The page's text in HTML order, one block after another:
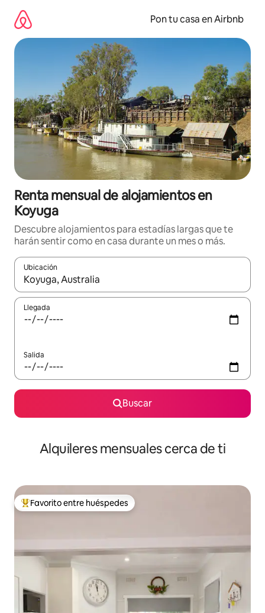
contenido
Pon tu casa en Airbnb
Renta mensual de alojamientos en
Koyuga
Descubre alojamientos para estadías largas que te
harán sentir como en casa durante un mes o más.
Ubicación
Cuando los resultados estén disponibles, navega con las
Llegada
Salida
Buscar
Alquileres mensuales cerca de ti
Favorito entre huéspedes preferido
Favorito entre huéspedes